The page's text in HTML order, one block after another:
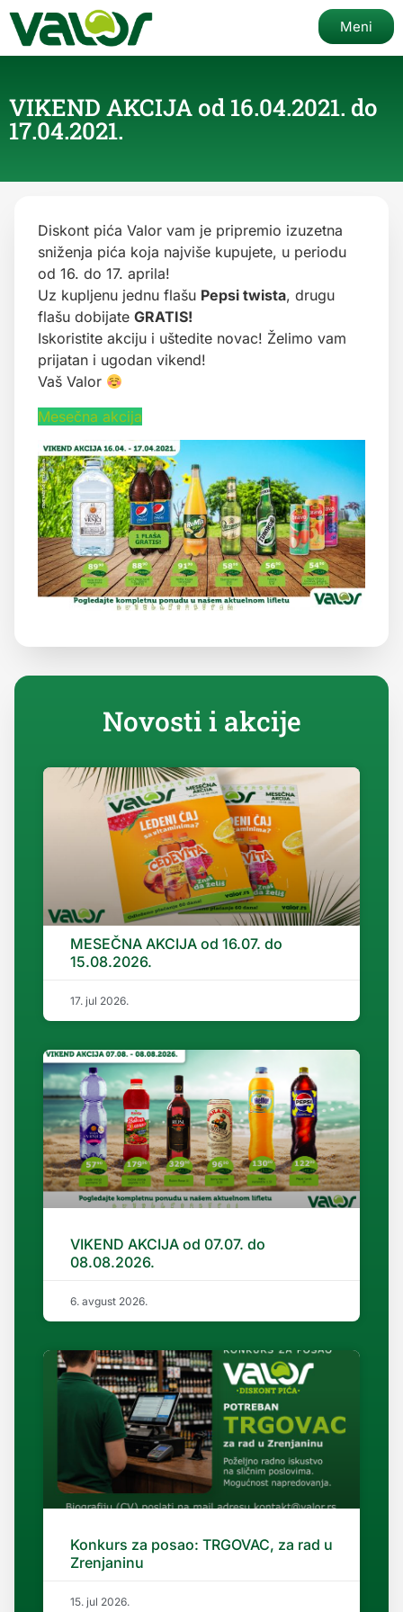
Meni
VIKEND AKCIJA od 16.04.2021. do
17.04.2021.
Diskont pića Valor vam je pripremio izuzetna
sniženja pića koja najviše kupujete, u periodu
od 16. do 17. aprila!
Uz kupljenu jednu flašu Pepsi twista, drugu
flašu dobijate GRATIS!
Iskoristite akciju i uštedite novac! Želimo vam
prijatan i ugodan vikend!
Vaš Valor
Mesečna akcija
Novosti i akcije
MESEČNA AKCIJA od 16.07. do
15.08.2026.
17. jul 2026.
VIKEND AKCIJA od 07.07. do
08.08.2026.
6. avgust 2026.
Konkurs za posao: TRGOVAC, za rad u
Zrenjaninu
15. jul 2026.